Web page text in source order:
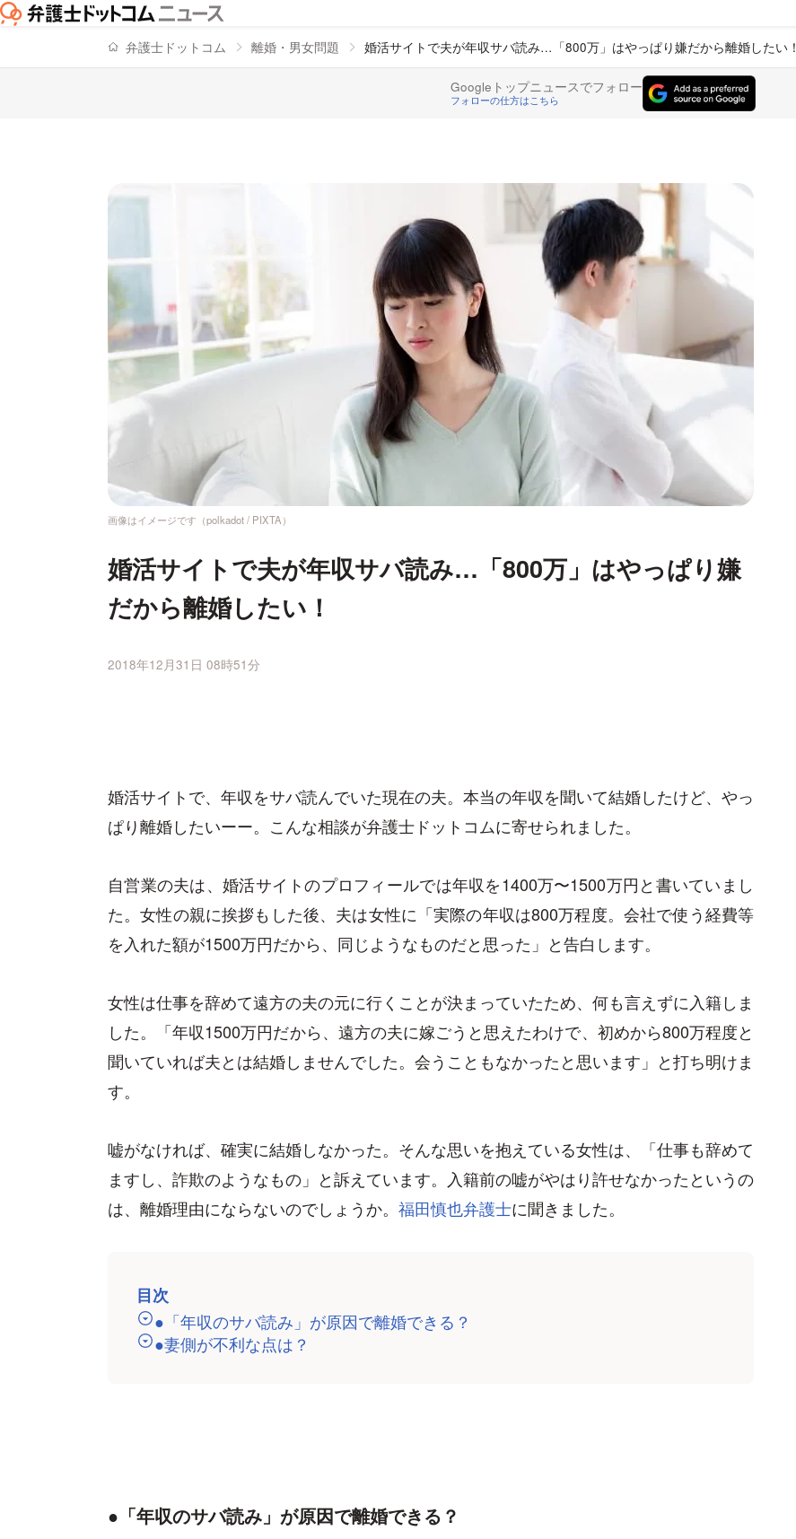
弁護士ドットコム 離婚・男女問題 婚活サイトで夫が年収サバ読み…「800万」はやっぱり嫌だから離婚したい！
Googleトップニュースでフォロー
フォローの仕方はこちら
画像はイメージです（polkadot / PIXTA）
婚活サイトで夫が年収サバ読み…「800万」はやっぱり嫌
だから離婚したい！
2018年12月31日 08時51分
婚活サイトで、年収をサバ読んでいた現在の夫。本当の年収を聞いて結婚したけど、やっ
ぱり離婚したいーー。こんな相談が弁護士ドットコムに寄せられました。
自営業の夫は、婚活サイトのプロフィールでは年収を1400万〜1500万円と書いていまし
た。女性の親に挨拶もした後、夫は女性に「実際の年収は800万程度。会社で使う経費等
を入れた額が1500万円だから、同じようなものだと思った」と告白します。
女性は仕事を辞めて遠方の夫の元に行くことが決まっていたため、何も言えずに入籍しま
した。「年収1500万円だから、遠方の夫に嫁ごうと思えたわけで、初めから800万程度と
聞いていれば夫とは結婚しませんでした。会うこともなかったと思います」と打ち明けま
す。
嘘がなければ、確実に結婚しなかった。そんな思いを抱えている女性は、「仕事も辞めて
ますし、詐欺のようなもの」と訴えています。入籍前の嘘がやはり許せなかったというの
は、離婚理由にならないのでしょうか。 福田慎也弁護士に聞きました。
目次
●「年収のサバ読み」が原因で離婚できる？
●妻側が不利な点は？
●「年収のサバ読み」が原因で離婚できる？